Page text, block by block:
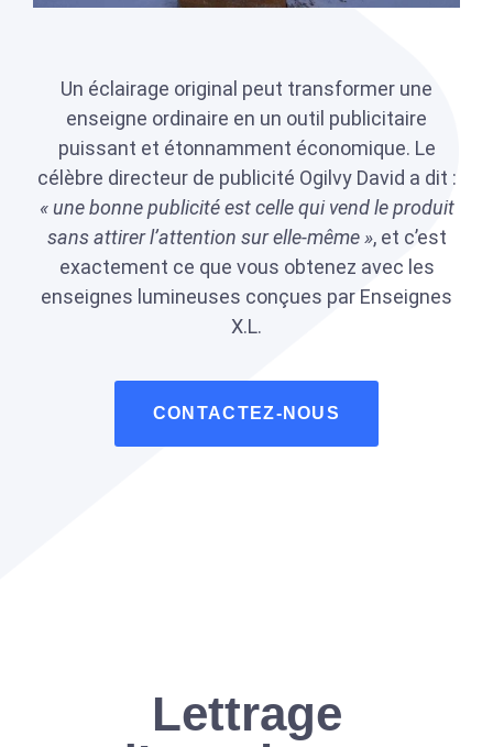
Un éclairage original peut transformer une
enseigne ordinaire en un outil publicitaire
puissant et étonnamment économique. Le
célèbre directeur de publicité Ogilvy David a dit :
« une bonne publicité est celle qui vend le produit
sans attirer l’attention sur elle-même », et c’est
exactement ce que vous obtenez avec les
enseignes lumineuses conçues par Enseignes
X.L.
CONTACTEZ-NOUS
Lettrage